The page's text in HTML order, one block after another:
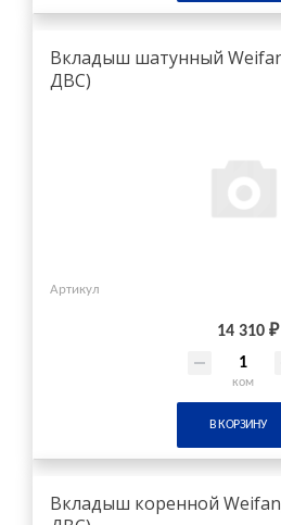
Вкладыш шатунный
ДВС)
Артикул
14 310 ₽
ком
В КОРЗИНУ
Вкладыш коренной